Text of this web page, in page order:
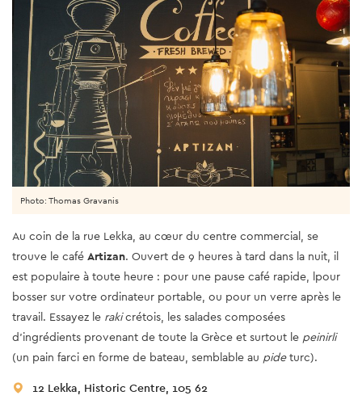
Au coin de la rue Lekka, au cœur du centre commercial, se
trouve le café Artizan. Ouvert de 9 heures à tard dans la nuit, il
est populaire à toute heure : pour une pause café rapide, lpour
bosser sur votre ordinateur portable, ou pour un verre après le
travail. Essayez le rakicrétois, les salades composées
d'ingrédients provenant de toute la Grèce et surtout le peinirli
(un pain farci en forme de bateau, semblable au pideturc).
12 Lekka, Historic Centre, 105 62
Photo: Thomas Gravanis